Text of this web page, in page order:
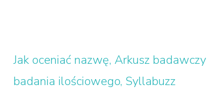
Jak oceniać nazwę, Arkusz badawczy
badania ilościowego, Syllabuzz